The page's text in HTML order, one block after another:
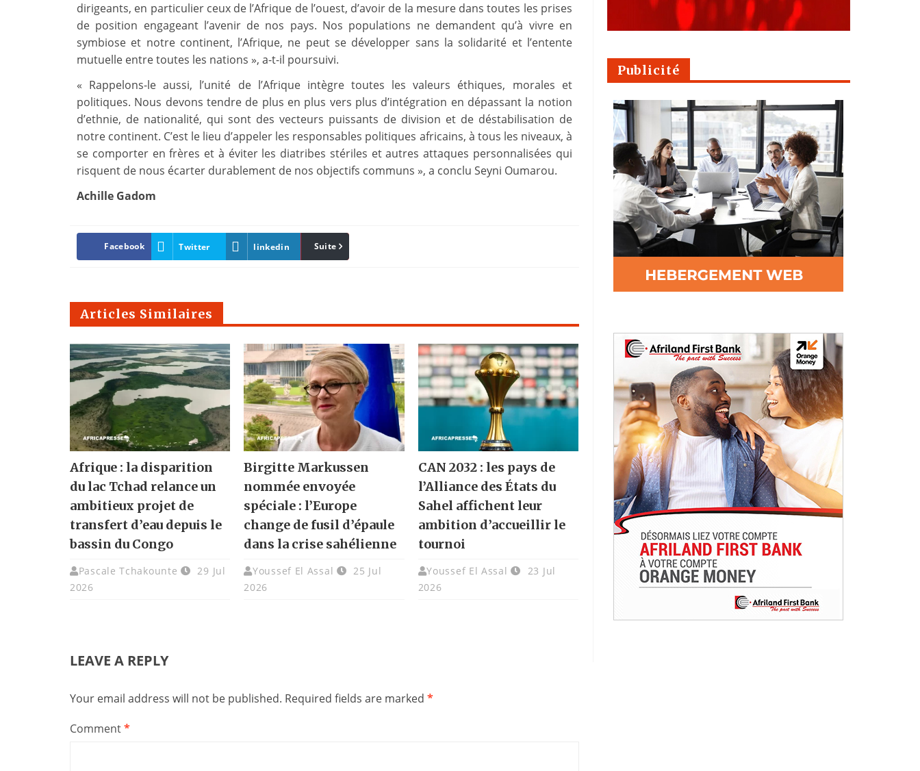
dirigeants, en particulier ceux de l’Afrique de l’ouest, d’avoir de la mesure dans toutes les prises
de position engageant l’avenir de nos pays. Nos populations ne demandent qu’à vivre en
symbiose et notre continent, l’Afrique, ne peut se développer sans la solidarité et l’entente
mutuelle entre toutes les nations », a-t-il poursuivi.
« Rappelons-le aussi, l’unité de l’Afrique intègre toutes les valeurs éthiques, morales et
politiques. Nous devons tendre de plus en plus vers plus d’intégration en dépassant la notion
d’ethnie, de nationalité, qui sont des vecteurs puissants de division et de déstabilisation de
notre continent. C’est le lieu d’appeler les responsables politiques africains, à tous les niveaux, à
se comporter en frères et à éviter les diatribes stériles et autres attaques personnalisées qui
risquent de nous écarter durablement de nos objectifs communs », a conclu Seyni Oumarou.
Achille Gadom
Facebook Twitter linkedin Pinterest
Suite
Articles Similaires
Afrique : la disparition
du lac Tchad relance un
ambitieux projet de
transfert d’eau depuis le
bassin du Congo
Pascale Tchakounte
29 Jul
2026
Birgitte Markussen
nommée envoyée
spéciale : l’Europe
change de fusil d’épaule
dans la crise sahélienne
Youssef El Assal
25 Jul
2026
CAN 2032 : les pays de
l’Alliance des États du
Sahel affichent leur
ambition d’accueillir le
tournoi
Youssef El Assal
23 Jul
2026
LEAVE A REPLY
Your email address will not be published. Required fields are marked *
Comment*
Publicité